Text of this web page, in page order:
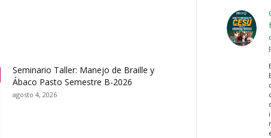
Seminario Taller: Manejo de Braille y
Ábaco Pasto Semestre B-2026
agosto 4, 2026